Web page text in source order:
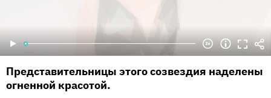
Представительницы этого созвездия наделены
огненной красотой.